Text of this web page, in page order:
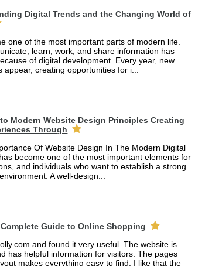
Digital Trends and the Changing World of
one of the most important parts of modern life.
learn, work, and share information has
of digital development. Every year, new
creating opportunities for i...
Modern Website Design Principles Creating
Through
Of Website Design In The Modern Digital
become one of the most important elements for
and individuals who want to establish a strong
A well-design...
Guide to Online Shopping
and found it very useful. The website is
has helpful information for visitors. The pages
makes everything easy to find. I like that the